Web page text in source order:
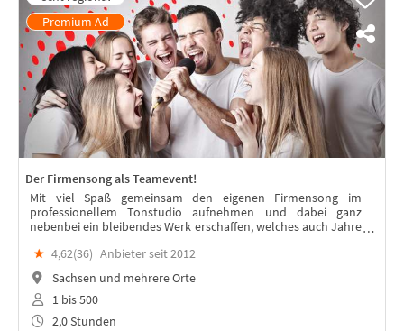
Der Firmensong als Teamevent!
Mit viel Spaß gemeinsam den eigenen Firmensong im
professionellem Tonstudio aufnehmen und dabei ganz
nebenbei ein bleibendes Werk erschaffen, welches auch Jahre
★ 4,62(36) Anbieter seit 2012
Sachsen und mehrere Orte
1 bis 500
2,0 Stunden